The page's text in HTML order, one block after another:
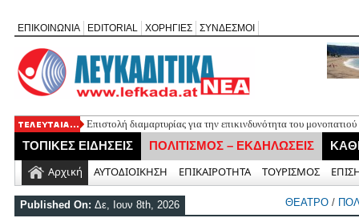
ΕΠΙΚΟΙΝΩΝΙΑ EDITORIAL ΧΟΡΗΓΙΕΣ ΣΥΝΔΕΣΜΟΙ
Επιστολή διαμαρτυρίας για την επικινδυνότητα του
Συλλυπητήρια του «Ορφέα» για τον θάνατο του Νεοκλή
Η λαϊκή αγορά της Λευκάδας μεταφέρεται την Παρασκευή 14
Εορτασμός της Μεταμόρφωσης στο Μεγανήσι Λευκάδας
ΤΟΠΙΚΕΣ ΕΙΔΗΣΕΙΣ ΠΟΛΙΤΙΣΜΟΣ – ΕΚΔΗΛΩΣΕΙΣ
Αρχική ΑΥΤΟΔΙΟΙΚΗΣΗ ΕΠΙΚΑΙΡΟΤΗΤΑ ΤΟΥΡΙΣΜΟΣ
Published On: Δε, Ιουν 8th, 2026 ΘΕΑΤΡΟ /